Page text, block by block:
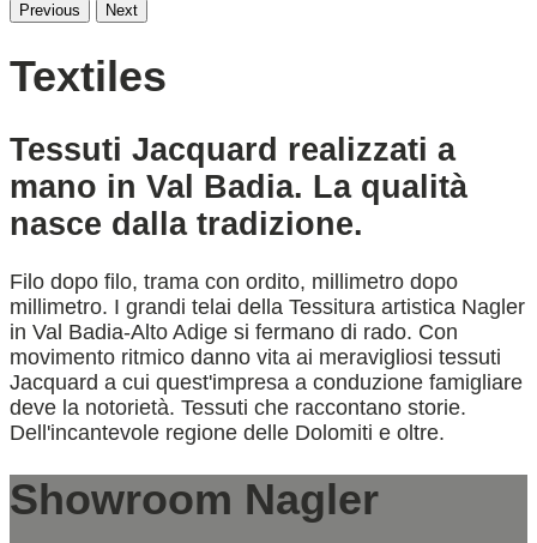
Previous Next
Textiles
Tessuti Jacquard realizzati a
mano in Val Badia. La qualità
nasce dalla tradizione.
Filo dopo filo, trama con ordito, millimetro dopo
millimetro. I grandi telai della Tessitura artistica Nagler
in Val Badia-Alto Adige si fermano di rado. Con
movimento ritmico danno vita ai meravigliosi tessuti
Jacquard a cui quest'impresa a conduzione famigliare
deve la notorietà. Tessuti che raccontano storie.
Dell'incantevole regione delle Dolomiti e oltre.
Showroom Nagler